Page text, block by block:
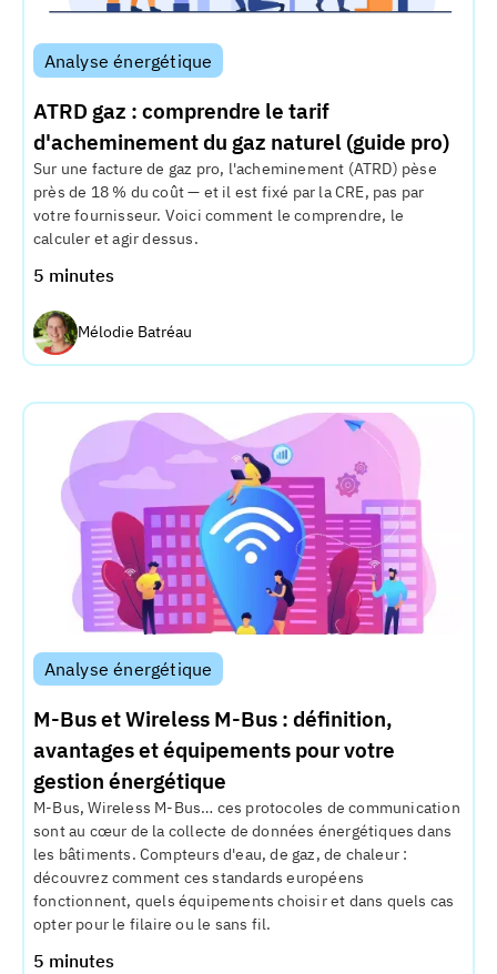
Analyse énergétique
ATRD gaz : comprendre le tarif
d'acheminement du gaz naturel (guide pro)
Sur une facture de gaz pro, l'acheminement (ATRD) pèse
près de 18 % du coût — et il est fixé par la CRE, pas par
votre fournisseur. Voici comment le comprendre, le
calculer et agir dessus.
5 minutes
Mélodie Batréau
Analyse énergétique
M-Bus et Wireless M-Bus : définition,
avantages et équipements pour votre
gestion énergétique
M-Bus, Wireless M-Bus… ces protocoles de communication
sont au cœur de la collecte de données énergétiques dans
les bâtiments. Compteurs d'eau, de gaz, de chaleur :
découvrez comment ces standards européens
fonctionnent, quels équipements choisir et dans quels cas
opter pour le filaire ou le sans fil.
5 minutes